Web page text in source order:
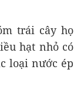
trái cây họ
hạt nhỏ có
loại nước ép